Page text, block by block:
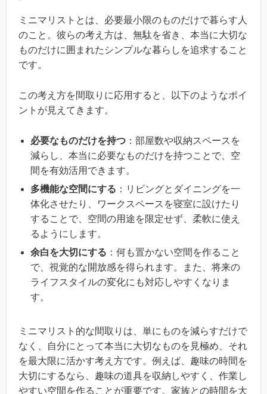
ミニマリストとは、必要最小限のものだけで暮らす人
のこと。彼らの考え方は、無駄を省き、本当に大切な
ものだけに囲まれたシンプルな暮らしを追求すること
です。
この考え方を間取りに応用すると、以下のようなポイ
ントが見えてきます。
必要なものだけを持つ ：部屋数や収納スペースを
減らし、本当に必要なものだけを持つことで、空
間を有効活用できます。
多機能な空間にする ：リビングとダイニングを一
体化させたり、ワークスペースを寝室に設けたり
することで、空間の用途を限定せず、柔軟に使え
るようにします。
余白を大切にする ：何も置かない空間を作ること
で、視覚的な開放感を得られます。また、将来の
ライフスタイルの変化にも対応しやすくなりま
す。
ミニマリスト的な間取りは、単にものを減らすだけで
なく、自分にとって本当に大切なものを見極め、それ
を最大限に活かす考え方です。例えば、趣味の時間を
大切にするなら、趣味の道具を収納しやすく、作業し
やすい空間を作ることが重要です。家族との時間を大